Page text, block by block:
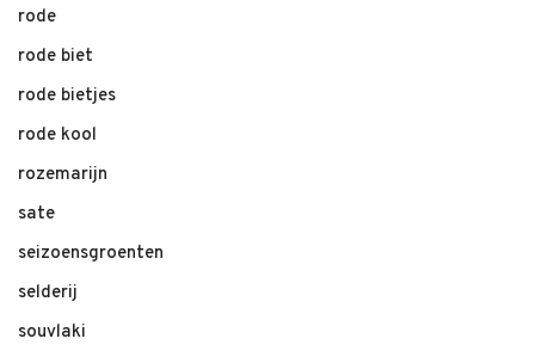
rode
rode biet
rode bietjes
rode kool
rozemarijn
sate
seizoensgroenten
selderij
souvlaki